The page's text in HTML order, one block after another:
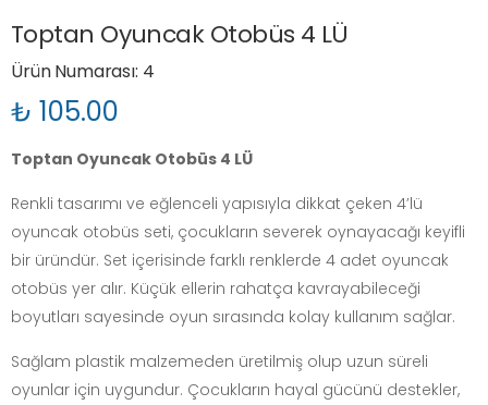
Toptan Oyuncak Otobüs 4 LÜ
Ürün Numarası: 4
₺ 105.00
Toptan Oyuncak Otobüs 4 LÜ
Renkli tasarımı ve eğlenceli yapısıyla dikkat çeken 4’lü
oyuncak otobüs seti, çocukların severek oynayacağı keyifli
bir üründür. Set içerisinde farklı renklerde 4 adet oyuncak
otobüs yer alır. Küçük ellerin rahatça kavrayabileceği
boyutları sayesinde oyun sırasında kolay kullanım sağlar.
Sağlam plastik malzemeden üretilmiş olup uzun süreli
oyunlar için uygundur. Çocukların hayal gücünü destekler,